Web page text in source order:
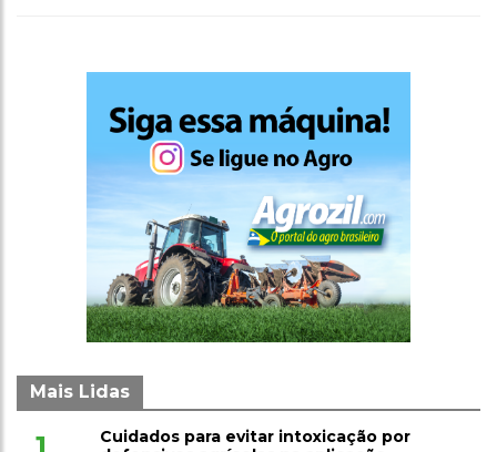
Mais Lidas
Cuidados para evitar intoxicação por